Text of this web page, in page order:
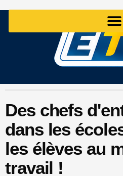
Des chefs
dans les
les élèves au
travail !